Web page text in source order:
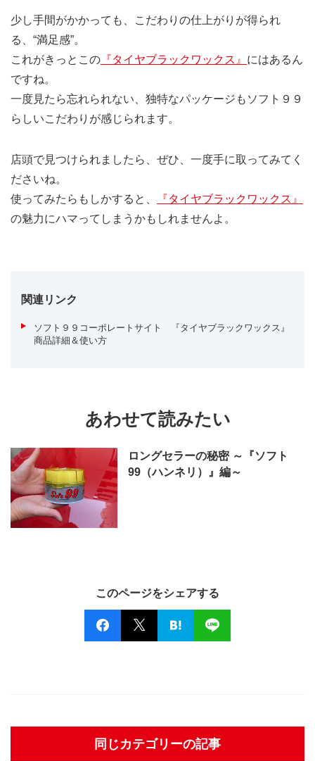
少し手間がかかっても、こだわりの仕上がりが得られ
る、“満足感”。
これがきっとこの 『タイヤブラックワックス』 にはあるん
ですね。
一度見たら忘れられない、独特なパッケージもソフト９９
らしいこだわりが感じられます。
店頭で見つけられましたら、ぜひ、一度手に取ってみてく
ださいね。
使ってみたらもしかすると、
『タイヤブラックワックス』
の魅力にハマってしまうかもしれませんよ。
関連リンク
ソフト９９コーポレートサイト 『タイヤブラックワックス』
商品詳細＆使い方
あわせて読みたい
ロングセラーの秘密 ～『ソフト
99（ハンネリ）』編～
このページをシェアする
同じカテゴリーの記事